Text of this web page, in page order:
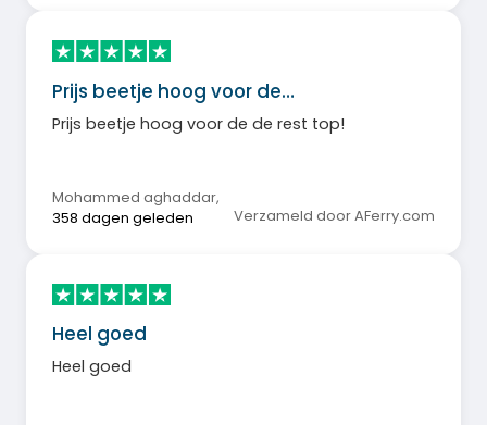
Prijs beetje hoog voor de…
Prijs beetje hoog voor de de rest top!
Mohammed aghaddar,
358 dagen geleden
Verzameld door AFerry.com
Heel goed
Heel goed